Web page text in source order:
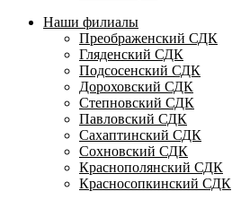
Наши филиалы
Преображенский СДК
Гляденский СДК
Подсосенский СДК
Дороховский СДК
Степновский СДК
Павловский СДК
Сахаптинский СДК
Сохновский СДК
Краснополянский СДК
Красносопкинский СДК